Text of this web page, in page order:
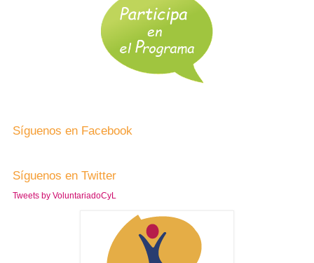
Síguenos en Facebook
Síguenos en Twitter
Tweets by VoluntariadoCyL